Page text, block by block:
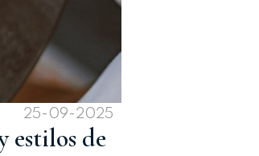
25-09-2025
estilos de